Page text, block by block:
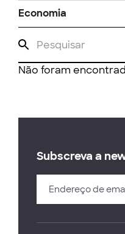
Economia
Não foram
Subscreva a